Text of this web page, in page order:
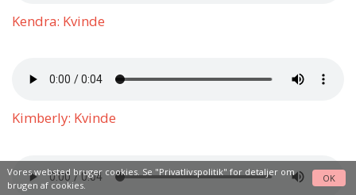
Kendra: Kvinde
Kimberly: Kvinde
Vores websted bruger cookies. Se "Privatlivspolitik" for detaljer om
brugen af cookies.
OK